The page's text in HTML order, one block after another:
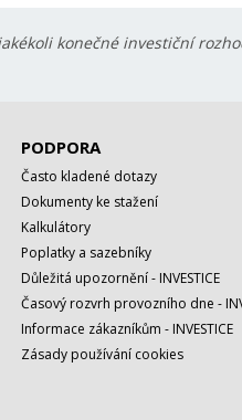
konečné investiční
PODPORA
Často kladené dotazy
Dokumenty ke stažení
Kalkulátory
Poplatky a sazebníky
Důležitá upozornění - INVESTICE
Časový rozvrh provozního dne -
Informace zákazníkům - INVESTICE
Zásady používání cookies